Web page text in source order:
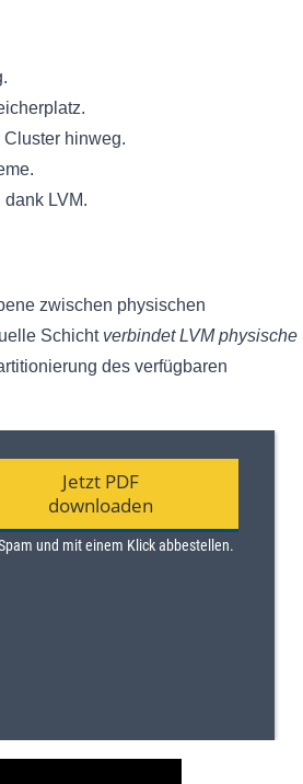
hinweg.
LVM.
zwischen physischen
Schicht verbindet LVM physische
des verfügbaren